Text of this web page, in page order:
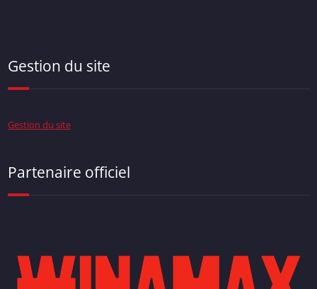
Gestion du site
Gestion du site
Partenaire officiel